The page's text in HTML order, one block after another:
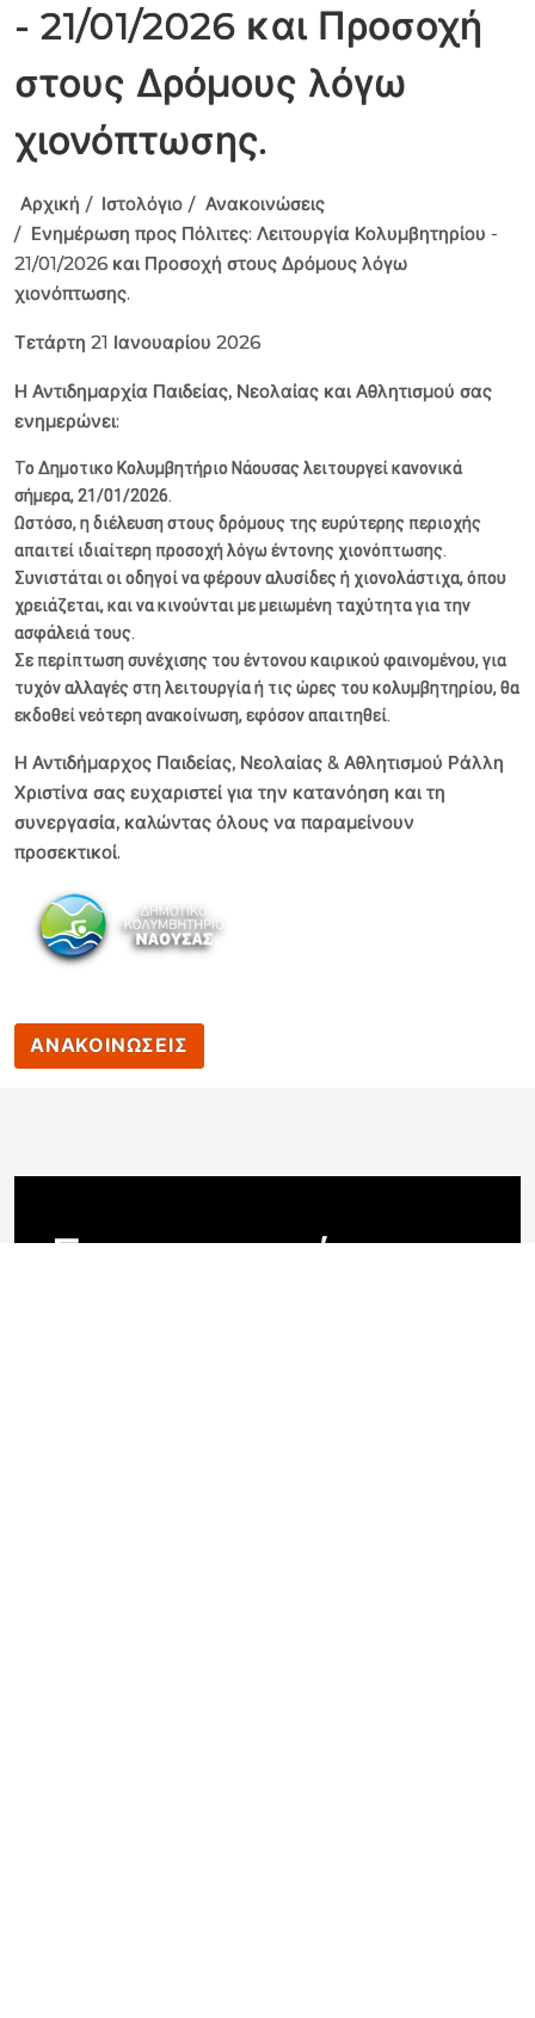
- 21/01/2026 και Προσοχή
στους Δρόμους λόγω
χιονόπτωσης.
Αρχική Ιστολόγιο
Ανακοινώσεις
Ενημέρωση προς Πόλιτες: Λειτουργία Κολυμβητηρίου -
21/01/2026 και Προσοχή στους Δρόμους λόγω
χιονόπτωσης.
Τετάρτη 21 Ιανουαρίου 2026
Η Αντιδημαρχία Παιδείας, Νεολαίας και Αθλητισμού σας
ενημερώνει:
Το Δημοτικο Κολυμβητήριο Νάουσας λειτουργεί κανονικά
σήμερα, 21/01/2026.
Ωστόσο, η διέλευση στους δρόμους της ευρύτερης περιοχής
απαιτεί ιδιαίτερη προσοχή λόγω έντονης χιονόπτωσης.
Συνιστάται οι οδηγοί να φέρουν αλυσίδες ή χιονολάστιχα, όπου
χρειάζεται, και να κινούνται με μειωμένη ταχύτητα για την
ασφάλειά τους.
Σε περίπτωση συνέχισης του έντονου καιρικού φαινομένου, για
τυχόν αλλαγές στη λειτουργία ή τις ώρες του κολυμβητηρίου, θα
εκδοθεί νεότερη ανακοίνωση, εφόσον απαιτηθεί.
Η Αντιδήμαρχος Παιδείας, Νεολαίας & Αθλητισμού Ράλλη
Χριστίνα σας ευχαριστεί για την κατανόηση και τη
συνεργασία, καλώντας όλους να παραμείνουν
προσεκτικοί.
ΑΝΑΚΟΙΝΩΣΕΙΣ
Επικοινωνία